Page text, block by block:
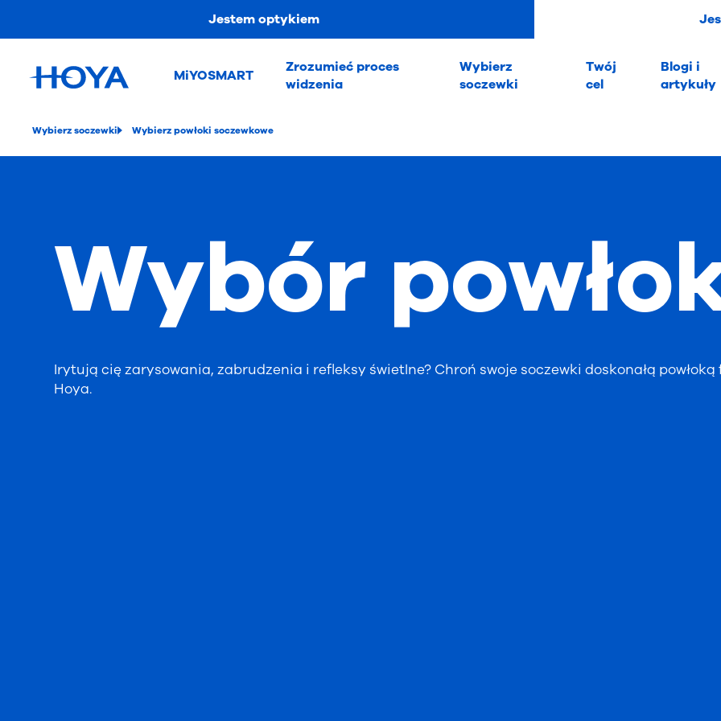
Jestem optykiem
MiYOSMART
Zrozumieć proces
widzenia
Wybierz
soczewki
Twój
cel
Blogi i
artykuły
Wybierz soczewki Wybierz powłoki soczewkowe
Irytują cię zarysowania, zabrudzenia i refleksy świetlne? Chroń swoje soczewki doskonałą powłoką
Hoya.
Wybór